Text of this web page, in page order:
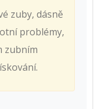
zuby, dásně
problémy,
zubním